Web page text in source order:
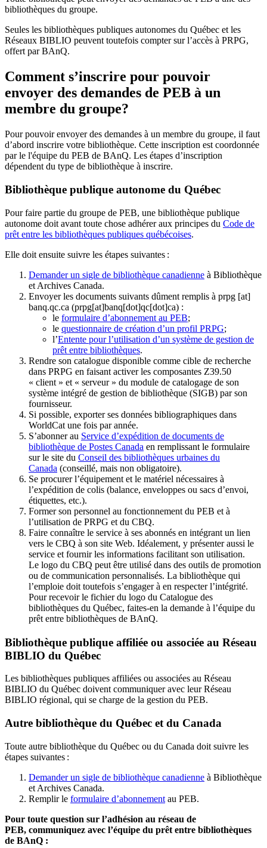
bibliothèques du groupe.
Seules les bibliothèques publiques autonomes du Québec et les
Réseaux BIBLIO peuvent toutefois compter sur l’accès à PRPG,
offert par BAnQ.
Comment s’inscrire pour pouvoir
envoyer des demandes de PEB à un
membre du groupe?
Pour pouvoir envoyer des demandes à un membre du groupe, il faut
d’abord inscrire votre bibliothèque. Cette inscription est coordonnée
par le l'équipe du PEB de BAnQ. Les étapes d’inscription
dépendent du type de bibliothèque à inscrire.
Bibliothèque publique autonome du Québec
Pour faire partie du groupe de PEB, une bibliothèque publique
autonome doit avant toute chose adhérer aux principes du Code de
prêt entre les bibliothèques publiques québécoises.
Elle doit ensuite suivre les étapes suivantes :
Demander un sigle de bibliothèque canadienne à Bibliothèque
et Archives Canada.
Envoyer les documents suivants dûment remplis à prpg [at]
banq.qc.ca (prpg[at]banq[dot]qc[dot]ca) :
le formulaire d’abonnement au PEB;
le questionnaire de création d’un profil PRPG;
l’Entente pour l’utilisation d’un système de gestion de
prêt entre bibliothèques.
Rendre son catalogue disponible comme cible de recherche
dans PRPG en faisant activer les composantes Z39.50
« client » et « serveur » du module de catalogage de son
système intégré de gestion de bibliothèque (SIGB) par son
fournisseur.
Si possible, exporter ses données bibliographiques dans
WorldCat une fois par année.
S’abonner au Service d’expédition de documents de
bibliothèque de Postes Canada en remplissant le formulaire
sur le site du Conseil des bibliothèques urbaines du
Canada (conseillé, mais non obligatoire).
Se procurer l’équipement et le matériel nécessaires à
l’expédition de colis (balance, enveloppes ou sacs d’envoi,
étiquettes, etc.).
Former son personnel au fonctionnement du PEB et à
l’utilisation de PRPG et du CBQ.
Faire connaître le service à ses abonnés en intégrant un lien
vers le CBQ à son site Web. Idéalement, y présenter aussi le
service et fournir les informations facilitant son utilisation.
Le logo du CBQ peut être utilisé dans des outils de promotion
ou de communication personnalisés. La bibliothèque qui
l’emploie doit toutefois s’engager à en respecter l’intégrité.
Pour recevoir le fichier du logo du Catalogue des
bibliothèques du Québec, faites-en la demande à l’équipe du
prêt entre bibliothèques de BAnQ.
Bibliothèque publique affiliée ou associée au Réseau
BIBLIO du Québec
Les bibliothèques publiques affiliées ou associées au Réseau
BIBLIO du Québec doivent communiquer avec leur Réseau
BIBLIO régional, qui se charge de la gestion du PEB.
Autre bibliothèque du Québec et du Canada
Toute autre bibliothèque du Québec ou du Canada doit suivre les
étapes suivantes :
Demander un sigle de bibliothèque canadienne à Bibliothèque
et Archives Canada.
Remplir le formulaire d’abonnement au PEB.
Pour toute question sur l’adhésion au réseau de
PEB, communiquez avec l’équipe du prêt entre bibliothèques
de BAnQ :